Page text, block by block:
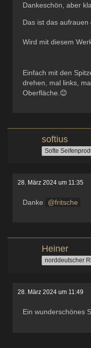
Dankeschön, aber
Das ist das aufrauen
Wird mit diesem
Einfach mit den
drehen, mal links,
Oberfläche.😊
softius
Softe
28. März 2024 um 11:35
Danke fritsche
Heiner
28. März 2024 um 11:49
Ein wunderschönes